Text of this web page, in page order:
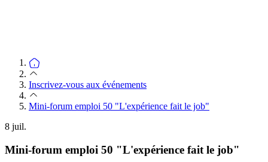
Inscrivez-vous aux événements
Mini-forum emploi 50 "L'expérience fait le job"
8 juil.
Mini-forum emploi 50 "L'expérience fait le job"